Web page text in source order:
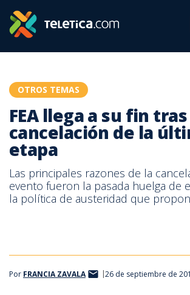
OTROS TEMAS
FEA llega a su fin tras
cancelación de la
etapa
Las principales razones de la
evento fueron la pasada huelga de
la política de austeridad que
Por FRANCIA ZAVALA 26 de septiembre de